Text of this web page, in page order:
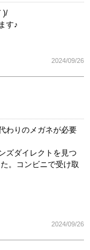
)/
す♪
2024/09/26
わりのメガネが必要
ズダイレクトを見つ
。コンビニで受け取
2024/09/26